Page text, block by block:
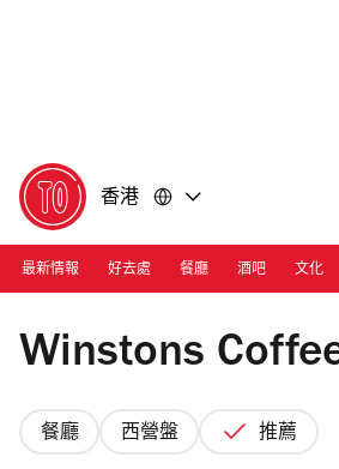
香港
最新情報 好去處 餐廳 酒吧 文化
Photograph: winstonscoffeehk/Facebook
Winstons
餐廳 西營盤 推薦